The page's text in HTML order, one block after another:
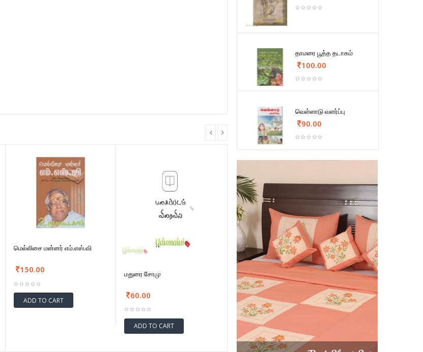
மெல்லிசை மன்னர் எம்.எஸ்.வி
150.00
ADD TO CART
மதுரை சோமு
60.00
ADD TO CART
தாமரை பூத்த தடாகம்
100.00
வெள்ளாடு வளர்ப்பு
90.00